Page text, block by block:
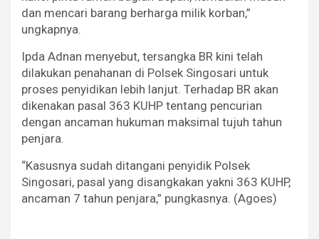
dan mencari barang berharga milik korban,”
ungkapnya.
Ipda Adnan menyebut, tersangka BR kini telah
dilakukan penahanan di Polsek Singosari untuk
proses penyidikan lebih lanjut. Terhadap BR akan
dikenakan pasal 363 KUHP tentang pencurian
dengan ancaman hukuman maksimal tujuh tahun
penjara.
“Kasusnya sudah ditangani penyidik Polsek
Singosari, pasal yang disangkakan yakni 363 KUHP,
ancaman 7 tahun penjara,” pungkasnya. (Agoes)